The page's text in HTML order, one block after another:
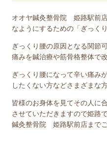
オオヤ鍼灸整骨院 姫路駅前
なようにするための「ぎっく
ぎっくり腰の原因となる関節
痛みを鍼治療や筋骨格整体で
ぎっくり腰になって辛い痛み
したくない方などさまざまな
皆様のお身体を見てその人に
させていただきますので姫路
鍼灸整骨院 姫路駅前店までご